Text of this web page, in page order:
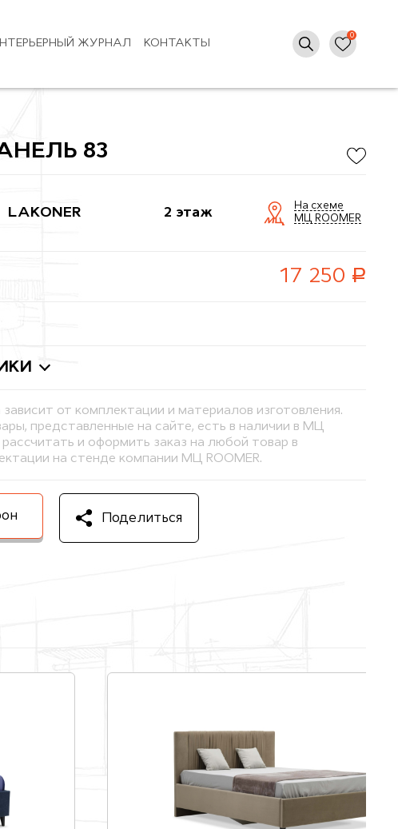
ЖУРНАЛ КОНТАКТЫ
83
LAKONER 2 этаж
На схеме
МЦ ROOMER
17 250 руб.
от комплектации и материалов изготовления.
представленные на сайте, есть в наличии в МЦ
и оформить заказ на любой товар в
на стенде компании МЦ ROOMER.
Поделиться